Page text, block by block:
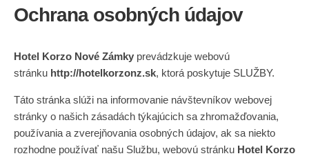
Ochrana osobných údajov
Hotel Korzo Nové Zámky prevádzkuje webovú
stránku http://hotelkorzonz.sk, ktorá poskytuje SLUŽBY.
Táto stránka slúži na informovanie návštevníkov webovej
stránky o našich zásadách týkajúcich sa zhromažďovania,
používania a zverejňovania osobných údajov, ak sa niekto
rozhodne používať našu Službu, webovú stránku Hotel Korzo